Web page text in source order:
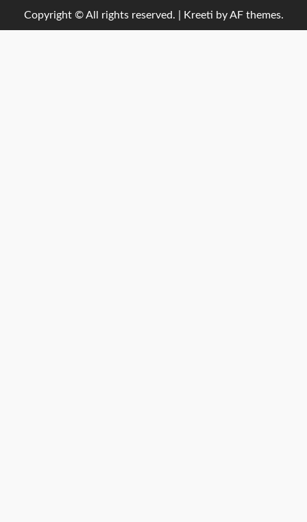
Copyright © All rights reserved. Kreeti by AF themes.